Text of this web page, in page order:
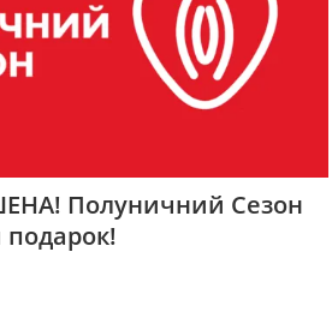
Полуничний Сезон